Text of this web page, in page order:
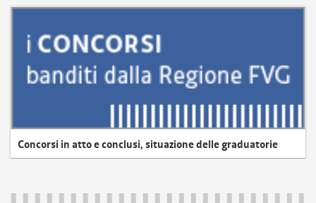
Concorsi in atto e conclusi, situazione delle graduatorie